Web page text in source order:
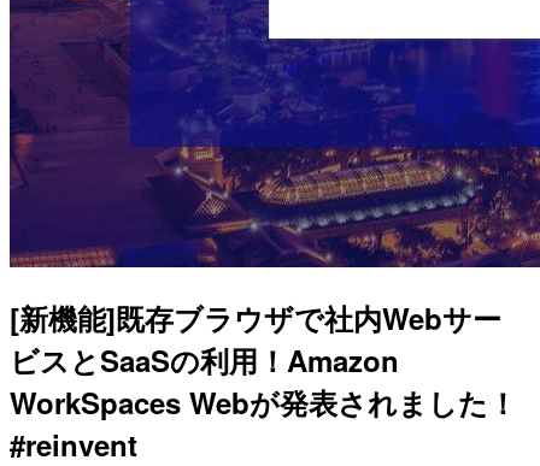
[新機能]既存ブラウザで社内Webサー
ビスとSaaSの利用！Amazon
WorkSpaces Webが発表されました！
#reinvent